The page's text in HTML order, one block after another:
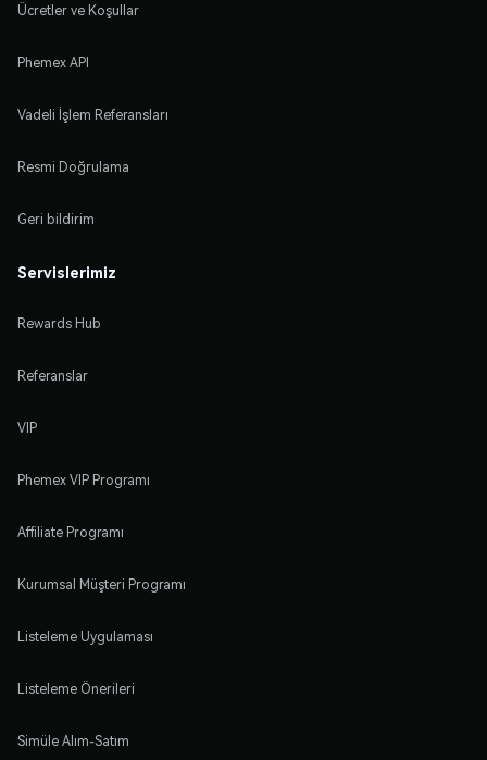
Ücretler ve Koşullar
Phemex API
Vadeli İşlem Referansları
Resmi Doğrulama
Geri bildirim
Servislerimiz
Rewards Hub
Referanslar
VIP
Phemex VIP Programı
Affiliate Programı
Kurumsal Müşteri Programı
Listeleme Uygulaması
Listeleme Önerileri
Simüle Alım-Satım